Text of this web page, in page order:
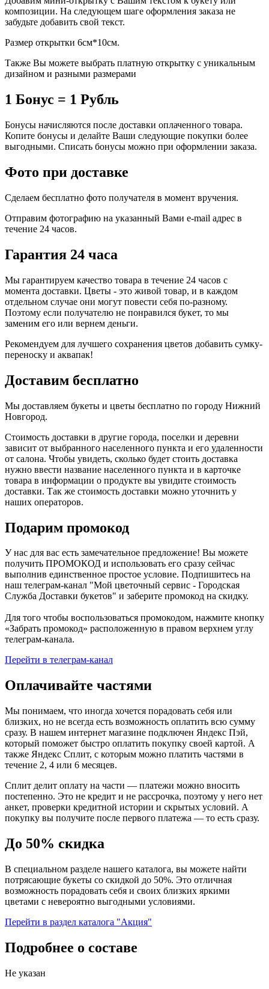
композиции. На следующем шаге оформления заказа не
забудьте добавить свой текст.
Размер открытки 6см*10см.
Также Вы можете выбрать платную открытку с уникальным
дизайном и разными размерами
1 Бонус = 1 Рубль
Бонусы начисляются после доставки оплаченного товара.
Копите бонусы и делайте Ваши следующие покупки более
выгодными. Списать бонусы можно при оформлении заказа.
Фото при доставке
Сделаем бесплатно фото получателя в момент вручения.
Отправим фотографию на указанный Вами e-mail адрес в
течение 24 часов.
Гарантия 24 часа
Мы гарантируем качество товара в течение 24 часов с
момента доставки. Цветы - это живой товар, и в каждом
отдельном случае они могут повести себя по-разному.
Поэтому если получателю не понравился букет, то мы
заменим его или вернем деньги.
Рекомендуем для лучшего сохранения цветов добавить сумку-
переноску и аквапак!
Доставим бесплатно
Мы доставляем букеты и цветы бесплатно по городу Нижний
Новгород.
Стоимость доставки в другие города, поселки и деревни
зависит от выбранного населенного пункта и его удаленности
от салона. Чтобы увидеть, сколько будет стоить доставка
нужно ввести название населенного пункта и в карточке
товара в информации о продукте вы увидите стоимость
доставки. Так же стоимость доставки можно уточнить у
наших операторов.
Подарим промокод
У нас для вас есть замечательное предложение! Вы можете
получить ПРОМОКОД и использовать его сразу сейчас
выполнив единственное простое условие. Подпишитесь на
наш телеграм-канал "Мой цветочный сервис - Городская
Служба Доставки букетов" и заберите промокод на скидку.
Для того чтобы воспользоваться промокодом, нажмите кнопку
«Забрать промокод» расположенную в правом верхнем углу
телеграм-канала.
Перейти в телеграм-канал
Оплачивайте частями
Мы понимаем, что иногда хочется порадовать себя или
близких, но не всегда есть возможность оплатить всю сумму
сразу. В нашем интернет магазине подключен Яндекс Пэй,
который поможет быстро оплатить покупку своей картой. А
также Яндекс Сплит, с которым можно платить частями в
течение 2, 4 или 6 месяцев.
Сплит делит оплату на части — платежи можно вносить
постепенно. Это не кредит и не рассрочка, поэтому у него нет
анкет, проверки кредитной истории и скрытых условий. А
покупку вы получите после первого платежа — то есть сразу.
До 50% скидка
В специальном разделе нашего каталога, вы можете найти
потрясающие букеты со скидкой до 50%. Это отличная
возможность порадовать себя и своих близких яркими
цветами с невероятно выгодными условиями.
Перейти в раздел каталога "Акция"
Подробнее о составе
Не указан